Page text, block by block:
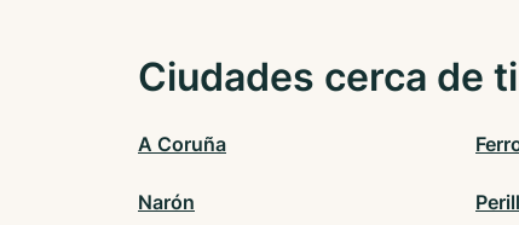
Ciudades cerca de ti
A Coruña
Narón